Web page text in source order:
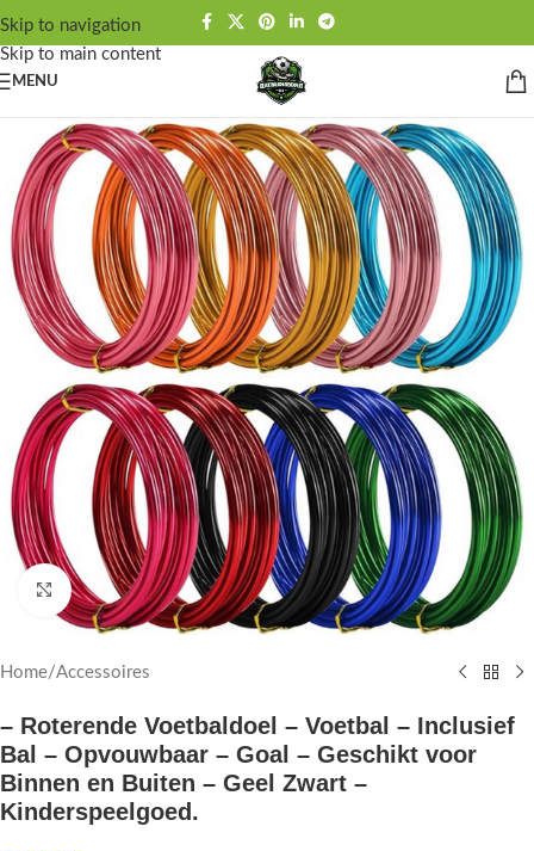
Skip to navigation
Skip to main content
MENU
Click to enlarge
Home/Accessoires
– Roterende Voetbaldoel – Voetbal – Inclusief
Bal – Opvouwbaar – Goal – Geschikt voor
Binnen en Buiten – Geel Zwart –
Kinderspeelgoed.